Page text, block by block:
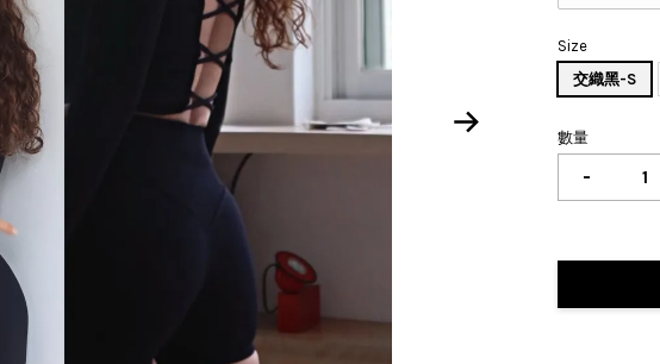
Size
交織黑-S
數量
-